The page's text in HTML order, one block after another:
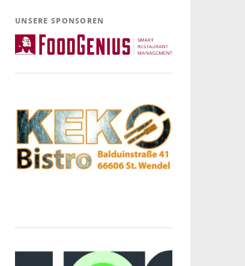
UNSERE SPONSOREN